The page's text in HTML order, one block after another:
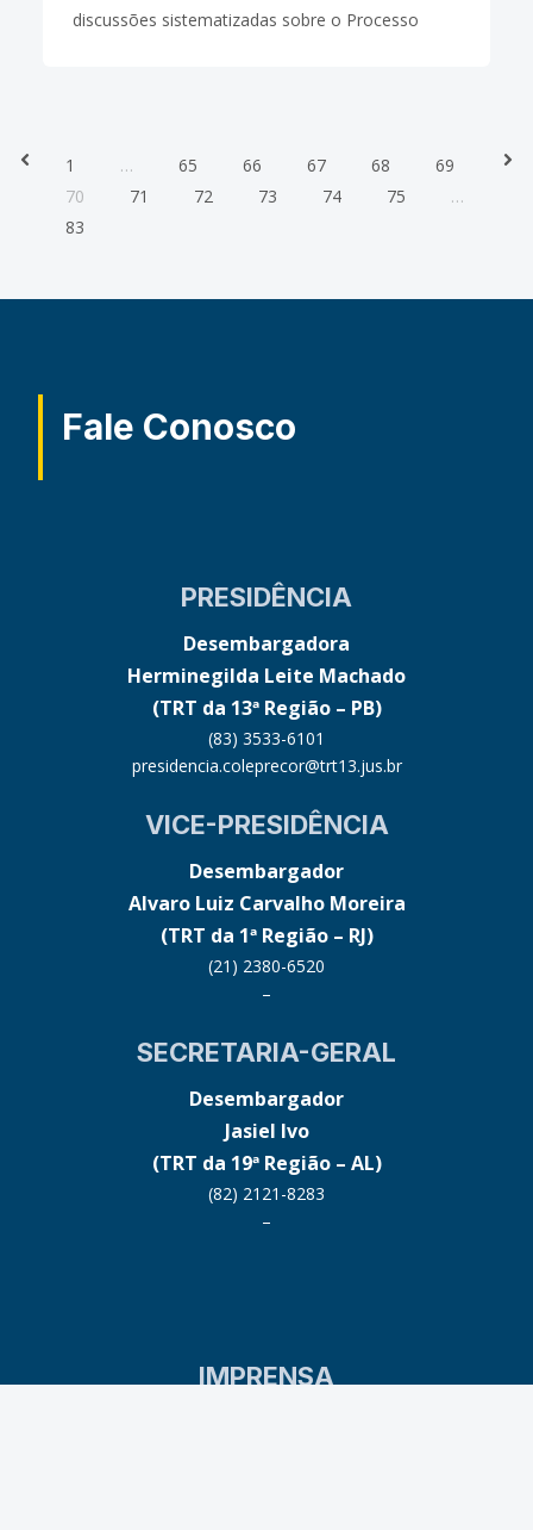
discussões sistematizadas sobre o Processo
1 … 65 66 67 68
69
70
71 72 73 74 75
…
83
Fale Conosco
PRESIDÊNCIA
Desembargadora
Herminegilda Leite Machado
(TRT da 13ª Região – PB)
(83) 3533-6101
presidencia.coleprecor@trt13.jus.br
VICE-PRESIDÊNCIA
Desembargador
Alvaro Luiz Carvalho Moreira
(TRT da 1ª Região – RJ)
(21) 2380-6520
–
SECRETARIA-GERAL
Desembargador
Jasiel Ivo
(TRT da 19ª Região – AL)
(82) 2121-8283
–
IMPRENSA